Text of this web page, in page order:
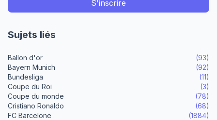
Sujets liés
Ballon d'or
(93)
Bayern Munich
(92)
Bundesliga
(11)
Coupe du Roi
(3)
Coupe du monde
(78)
Cristiano Ronaldo
(68)
FC Barcelone
(1884)